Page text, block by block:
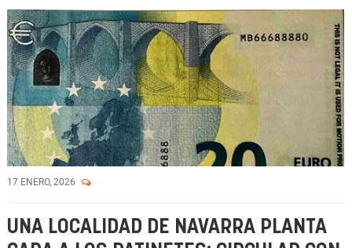
17 ENERO, 2026
UNA LOCALIDAD DE NAVARRA PLANTA